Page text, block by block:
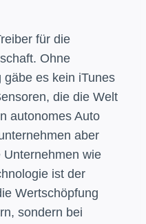
für die
Ohne
es kein iTunes
die die Welt
autonomes Auto
aber
wie
ist der
Wertschöpfung
sondern bei